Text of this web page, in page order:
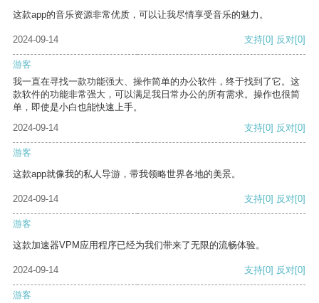
这款app的音乐资源非常优质，可以让我尽情享受音乐的魅力。
2024-09-14 支持[0] 反对[0]
游客
我一直在寻找一款功能强大、操作简单的办公软件，终于找到了它。这
款软件的功能非常强大，可以满足我日常办公的所有需求。操作也很简
单，即使是小白也能快速上手。
2024-09-14
支持[0] 反对[0]
游客
这款app就像我的私人导游，带我领略世界各地的美景。
2024-09-14 支持[0] 反对[0]
游客
这款加速器VPM应用程序已经为我们带来了无限的流畅体验。
2024-09-14 支持[0] 反对[0]
游客